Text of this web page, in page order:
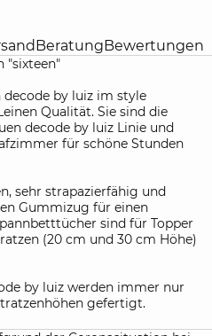
BeratungBewertungen
"sixteen"
by luiz im style
Qualität. Sie sind die
decode by luiz Linie und
für schöne Stunden
sehr strapazierfähig und
Gummizug für einen
sind für Topper
(20 cm und 30 cm Höhe)
by luiz werden immer nur
gefertigt.